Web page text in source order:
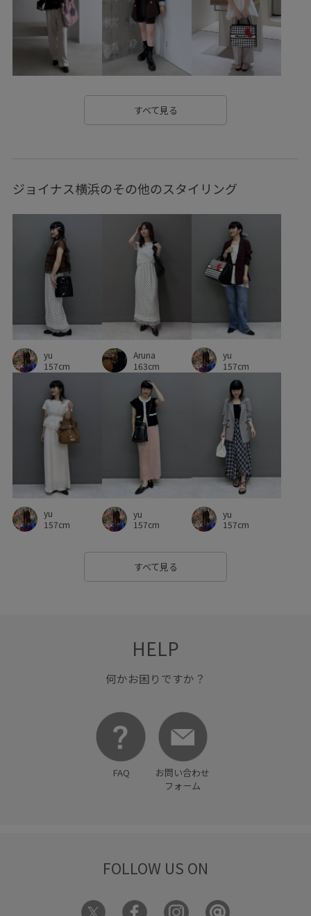
お手入れしやすい きちんと感 きれいに見える
さらっとした素材 さらりとした やや長め
アメリカンスリーブ エコバッグ オールインワン
ジャケット スタイルアップ スッキリ
ストレスフリー スラックス タック
デニムとの相性抜群 ドライ ドライタッチ ネイル
ハイウエスト バランスが良い フォーマル
フォーマルシーン フレンチスリーブ ブラウス
ヘルシー ベルト ベーシック ボリューム感
ポーチ マーメイドスカート ロングスカート
ワイドシルエット ワイドパンツ ワンショルダー
下着 低反発 光沢感 入園式
内ポケット 切り替え 卒園式入学式
卒業式入学式 女性らしさ
小さいポーチ 抜け感 春夏
普段使い 歩きやすい 洗濯機で洗える 甲高
着回しやすい 立体感 紫外線対策
羽織としても使える 脚長効果 薄手 衝撃吸収
すべて見る
ジョイナス横浜のその他のスタイリング
yu
157cm
Aruna
163cm
yu
157cm
yu
157cm
yu
157cm
yu
157cm
すべて見る
HELP
何かお困りですか？
FAQ
お問い合わせ
フォーム
FOLLOW US ON